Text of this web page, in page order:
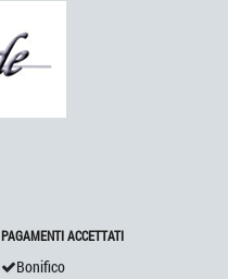
PAGAMENTI ACCETTATI
Bonifico